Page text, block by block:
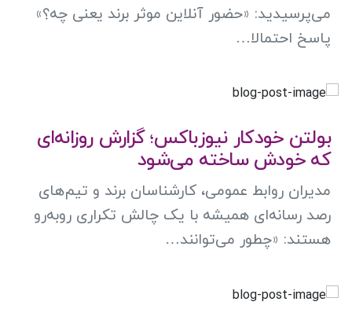
می‌پرسیدید: «حضور آنلاین موثر برند یعنی چه؟»
پاسخ احتمالا…
بولتن خودکار نیوزباکس؛ گزارش روزانه‌ای
که خودش ساخته می‌شود
مدیران روابط عمومی، کارشناسان برند و تیم‌های
رصد رسانه‌ای همیشه با یک چالش تکراری روبه‌رو
هستند: «چطور می‌توانند…